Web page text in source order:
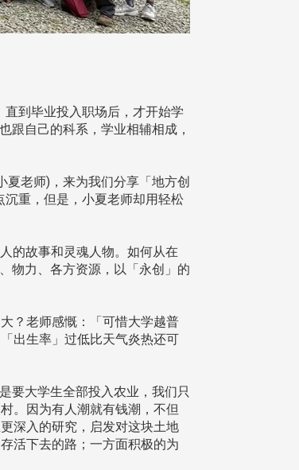
到毕业投入职场后，才开始学
跟自己的科系，学业相辅相成，
老师)，来为我们分享「地方创
重，但是，小夏老师却用轻松
的故事和灵魂人物。如何从在
物力、各方资源，以「永创」的
？老师感慨：「可惜大学越普
出生率」过低比天气炎热还可
要大学生全部投入农业，我们只
。因为有人潮就有钱潮，不但
深入的研究，启发对这块土地
活下去的路；一方面积极的为